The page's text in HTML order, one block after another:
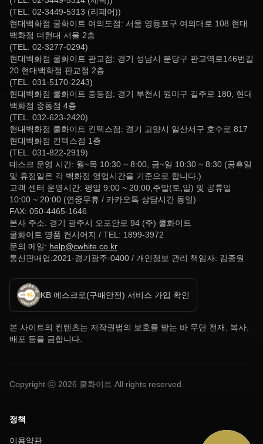
(TEL. 02-3449-5313 (리페어))
현대백화점 쿨화이트 여의도점: 서울 영등포구 여의대로 108 현대
백화점 더현대 서울 2층
(TEL. 02-3277-0294)
현대백화점 쿨화이트 판교점: 경기 성남시 분당구 판교역로146번길
20 현대백화점 판교점 2층
(TEL. 031-5170-2243)
현대백화점 쿨화이트 중동점: 경기 부천시 원미구 길주로 180, 현대
백화점 중동점 4층
(TEL. 032-623-2420)
현대백화점 쿨화이트 킨텍스점: 경기 고양시 일산서구 호수로 817
현대백화점 킨텍스점 1층
(TEL. 031-822-2919)
데스크 운영 시간: 월~목 10:30 ~ 8:00, 금~일 10:30 ~ 8:30 (공휴일
및 휴점일은 각 백화점 영업시간을 기준으로 합니다.)
고객 센터 운영시간: 평일 9:00 ~ 20:00,주말(토,일) 및 공휴일
10:00 ~ 20:00 (연중무휴 / 카카오톡 상담시간 동일)
FAX: 050-4465-1646
본사 주소: 경기 광주시 오포안로 94 (주) 쿨화이트
쿨화이트 명품 컨시어지 / TEL: 1899-3972
문의 메일: help@cwhite.co.kr
통신판매업:2021-경기광주-0400 / 개인정보 관리 책임자: 김종원
KB 에스크로(구매안전) 서비스 가입 확인
본 사이트의 컨텐츠는 저작권법의 보호를 받는 바 무단 전재, 복사,
배포 등을 금합니다.
Copyright ⓒ 2026 쿨화이트 All rights reserved.
정책
이용약관